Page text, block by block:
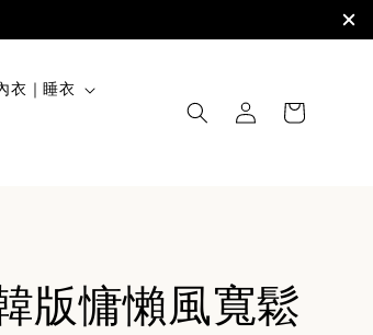
衣｜睡衣
韓版慵懶風寬鬆